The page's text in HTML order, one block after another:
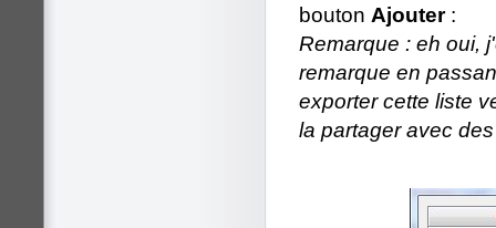
bouton Ajouter:
Remarque : eh oui,
remarque en
exporter cette liste
la partager avec